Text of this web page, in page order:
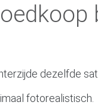
dezelfde
fotorealistisch.